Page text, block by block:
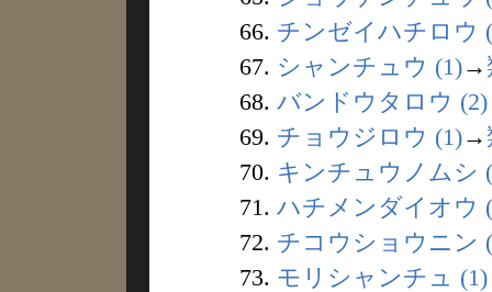
66. チンゼイハチロウ
67. シャンチュウ (1)→
68. バンドウタロウ (2)
69. チョウジロウ (1)→
70. キンチュウノムシ
71. ハチメンダイオウ
72. チコウショウニン
73. モリシャンチュ (1)